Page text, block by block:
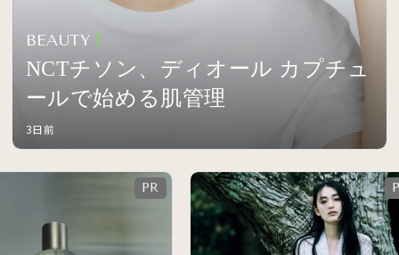
BEAUTY
NCTチソン、ディオール カプチュ
ールで始める肌管理
3日前